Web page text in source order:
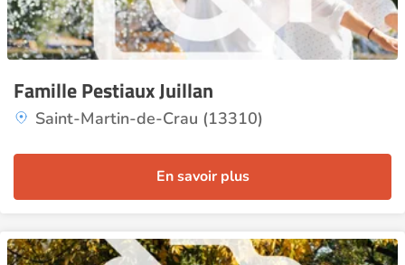
Famille Pestiaux Juillan
Saint-Martin-de-Crau (13310)
En savoir plus